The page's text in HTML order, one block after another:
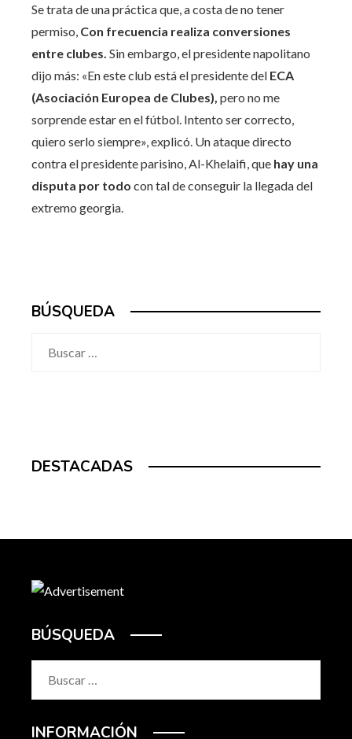
Se trata de una práctica que, a costa de no tener
permiso, Con frecuencia realiza conversiones
entre clubes. Sin embargo, el presidente napolitano
dijo más: «En este club está el presidente del ECA
(Asociación Europea de Clubes), pero no me
sorprende estar en el fútbol. Intento ser correcto,
quiero serlo siempre», explicó. Un ataque directo
contra el presidente parisino, Al-Khelaifi, que hay una
disputa por todo con tal de conseguir la llegada del
extremo georgia.
BÚSQUEDA
DESTACADAS
BÚSQUEDA
INFORMACIÓN